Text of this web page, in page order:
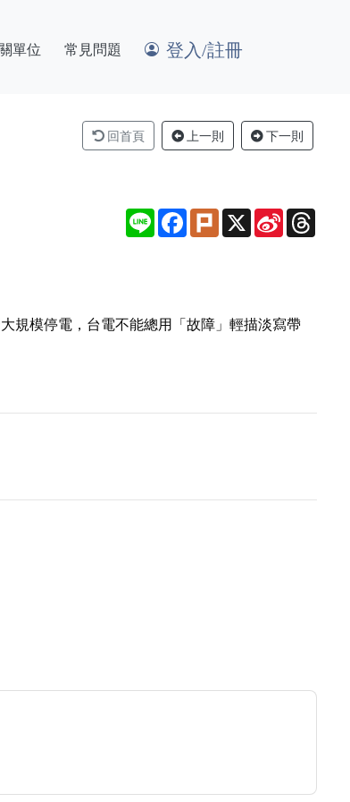
單位 常見問題 登入/註冊
回首頁 上一則 下一則
Line Facebook
PlurkX Sina
Weibo
規模停電，台電不能總用「故障」輕描淡寫帶